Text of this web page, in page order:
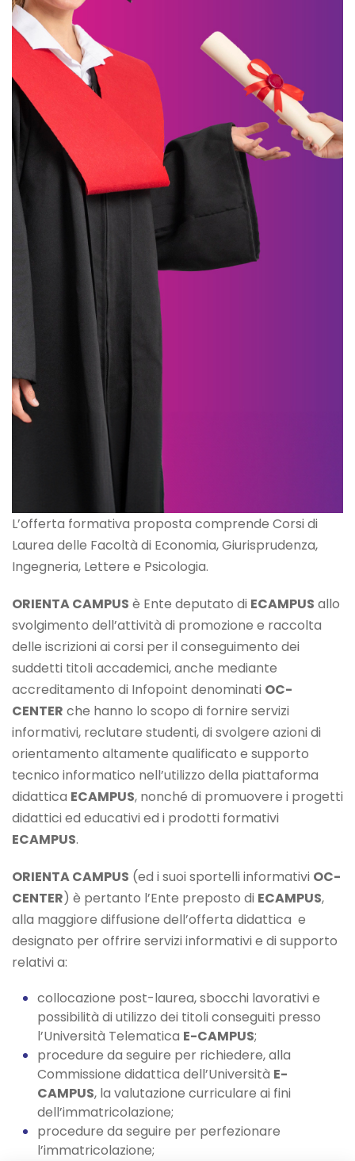
L’offerta formativa proposta comprende Corsi di
Laurea delle Facoltà di Economia, Giurisprudenza,
Ingegneria, Lettere e Psicologia.
ORIENTA CAMPUS è Ente deputato di ECAMPUS allo
svolgimento dell’attività di promozione e raccolta
delle iscrizioni ai corsi per il conseguimento dei
suddetti titoli accademici, anche mediante
accreditamento di Infopoint denominati OC-
CENTER che hanno lo scopo di fornire servizi
informativi, reclutare studenti, di svolgere azioni di
orientamento altamente qualificato e supporto
tecnico informatico nell’utilizzo della piattaforma
didattica ECAMPUS, nonché di promuovere i progetti
didattici ed educativi ed i prodotti formativi
ECAMPUS.
ORIENTA CAMPUS (ed i suoi sportelli informativi OC-
CENTER) è pertanto l’Ente preposto di ECAMPUS,
alla maggiore diffusione dell’offerta didattica e
designato per offrire servizi informativi e di supporto
relativi a:
collocazione post-laurea, sbocchi lavorativi e
possibilità di utilizzo dei titoli conseguiti presso
l’Università Telematica E-CAMPUS;
procedure da seguire per richiedere, alla
Commissione didattica dell’Università E-
CAMPUS, la valutazione curriculare ai fini
dell’immatricolazione;
procedure da seguire per perfezionare
l’immatricolazione;